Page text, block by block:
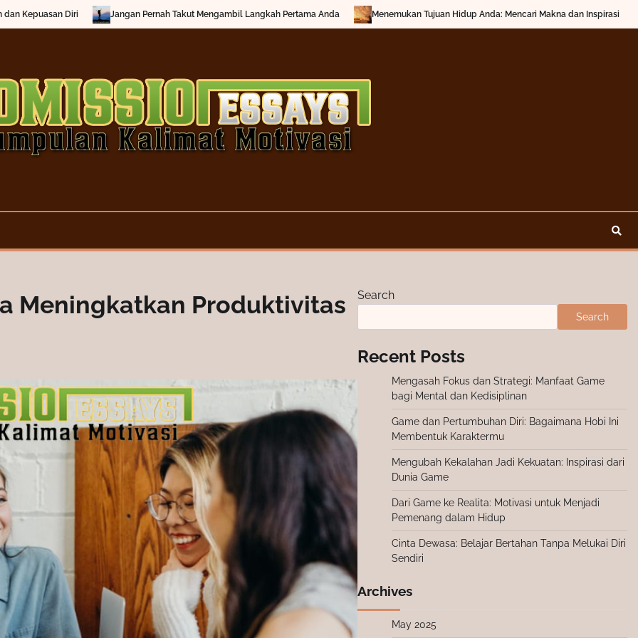
Jangan Pernah Takut Mengambil Langkah Pertama Anda Menemukan Tujuan Hidup Anda: Mencari Makna dan Inspirasi Mengenal Apa Itu
Meningkatkan Produktivitas Search
Search
Recent Posts
Mengasah Fokus dan Strategi: Manfaat Game
bagi Mental dan Kedisiplinan
Game dan Pertumbuhan Diri: Bagaimana Hobi Ini
Membentuk Karaktermu
Mengubah Kekalahan Jadi Kekuatan: Inspirasi dari
Dunia Game
Dari Game ke Realita: Motivasi untuk Menjadi
Pemenang dalam Hidup
Cinta Dewasa: Belajar Bertahan Tanpa Melukai Diri
Sendiri
Archives
May 2025